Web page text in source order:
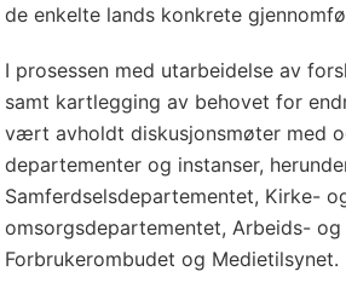
de enkelte lands konkrete
I prosessen med utarbeidelse av
samt kartlegging av behovet for
vært avholdt diskusjonsmøter med
departementer og instanser,
Samferdselsdepartementet, Kirke-
omsorgsdepartementet, Arbeids-
Forbrukerombudet og Medietilsynet.